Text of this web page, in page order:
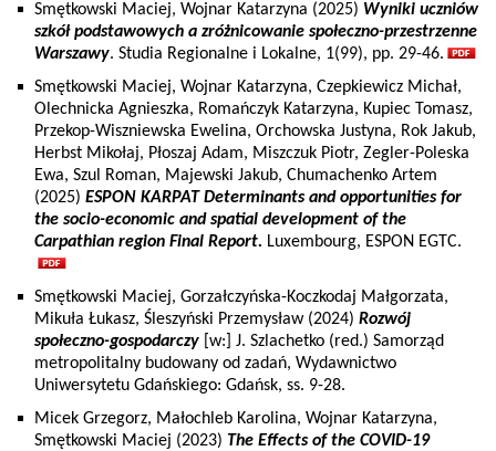
Smętkowski Maciej, Wojnar Katarzyna (2025) Wyniki uczniów
szkół podstawowych a zróżnicowanie społeczno-przestrzenne
Warszawy. Studia Regionalne i Lokalne, 1(99), pp. 29-46.
Smętkowski Maciej, Wojnar Katarzyna, Czepkiewicz Michał,
Olechnicka Agnieszka, Romańczyk Katarzyna, Kupiec Tomasz,
Przekop-Wiszniewska Ewelina, Orchowska Justyna, Rok Jakub,
Herbst Mikołaj, Płoszaj Adam, Miszczuk Piotr, Zegler-Poleska
Ewa, Szul Roman, Majewski Jakub, Chumachenko Artem
(2025) ESPON KARPAT Determinants and opportunities for
the socio-economic and spatial development of the
Carpathian region Final Report. Luxembourg, ESPON EGTC.
Smętkowski Maciej, Gorzałczyńska-Koczkodaj Małgorzata,
Mikuła Łukasz, Śleszyński Przemysław (2024) Rozwój
społeczno-gospodarczy [w:] J. Szlachetko (red.) Samorząd
metropolitalny budowany od zadań, Wydawnictwo
Uniwersytetu Gdańskiego: Gdańsk, ss. 9-28.
Micek Grzegorz, Małochleb Karolina, Wojnar Katarzyna,
Smętkowski Maciej (2023) The Effects of the COVID-19